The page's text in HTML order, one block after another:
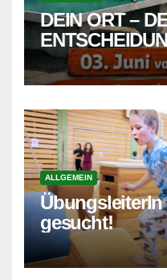
DEIN ORT –
ALLGEMEIN
gesucht!